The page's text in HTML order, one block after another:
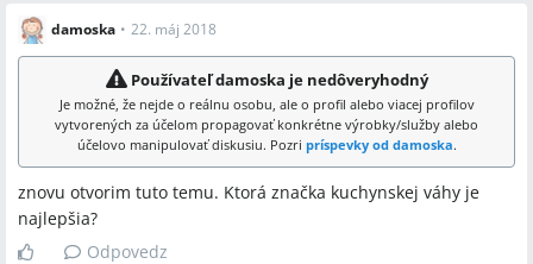
damoska • 22. máj 2018
Používateľ damoska je nedôveryhodný
Je možné, že nejde o reálnu osobu, ale o profil alebo viacej profilov
vytvorených za účelom propagovať konkrétne výrobky/služby alebo
účelovo manipulovať diskusiu. Pozri príspevky od damoska.
znovu otvorim tuto temu. Ktorá značka kuchynskej váhy je
najlepšia?
Odpovedz